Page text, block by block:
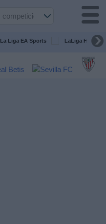
La Liga EA Sports LaLiga